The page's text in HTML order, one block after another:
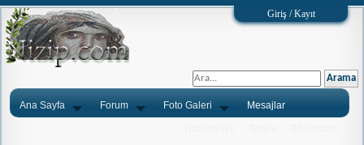
Giriş / Kayıt
Ana Sayfa Forum Foto Galeri Mesajlar